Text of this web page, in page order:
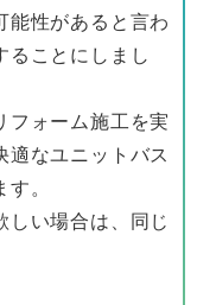
能性があると言わ
ることにしまし
フォーム施工を実
適なユニットバス
。
しい場合は、同じ